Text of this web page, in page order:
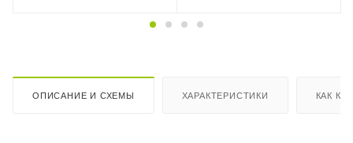
ОПИСАНИЕ И СХЕМЫ ХАРАКТЕРИСТИКИ КАК